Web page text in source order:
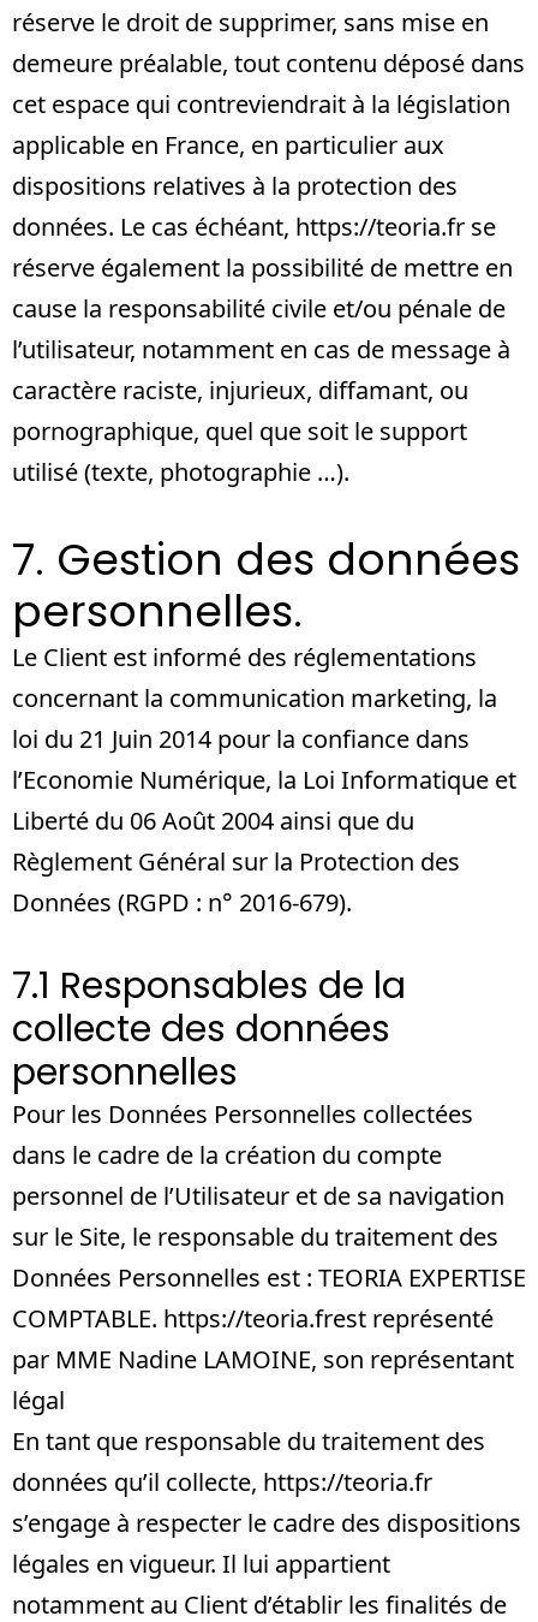
réserve le droit de supprimer, sans mise en
demeure préalable, tout contenu déposé dans
cet espace qui contreviendrait à la législation
applicable en France, en particulier aux
dispositions relatives à la protection des
données. Le cas échéant, https://teoria.fr se
réserve également la possibilité de mettre en
cause la responsabilité civile et/ou pénale de
l’utilisateur, notamment en cas de message à
caractère raciste, injurieux, diffamant, ou
pornographique, quel que soit le support
utilisé (texte, photographie …).
7. Gestion des données
personnelles.
Le Client est informé des réglementations
concernant la communication marketing, la
loi du 21 Juin 2014 pour la confiance dans
l’Economie Numérique, la Loi Informatique et
Liberté du 06 Août 2004 ainsi que du
Règlement Général sur la Protection des
Données (RGPD : n° 2016-679).
7.1 Responsables de la
collecte des données
personnelles
Pour les Données Personnelles collectées
dans le cadre de la création du compte
personnel de l’Utilisateur et de sa navigation
sur le Site, le responsable du traitement des
Données Personnelles est : TEORIA EXPERTISE
COMPTABLE. https://teoria.frest représenté
par MME Nadine LAMOINE, son représentant
légal
En tant que responsable du traitement des
données qu’il collecte, https://teoria.fr
s’engage à respecter le cadre des dispositions
légales en vigueur. Il lui appartient
notamment au Client d’établir les finalités de